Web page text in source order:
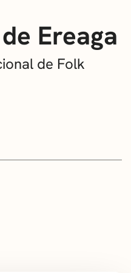
Ereaga
de Folk